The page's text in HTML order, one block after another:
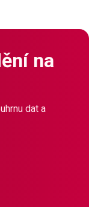
na
dat a